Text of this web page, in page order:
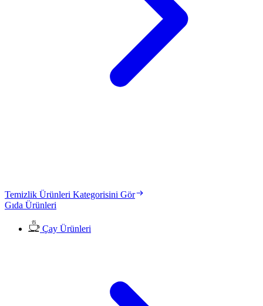
Temizlik Ürünleri Kategorisini Gör
Gıda Ürünleri
Çay Ürünleri